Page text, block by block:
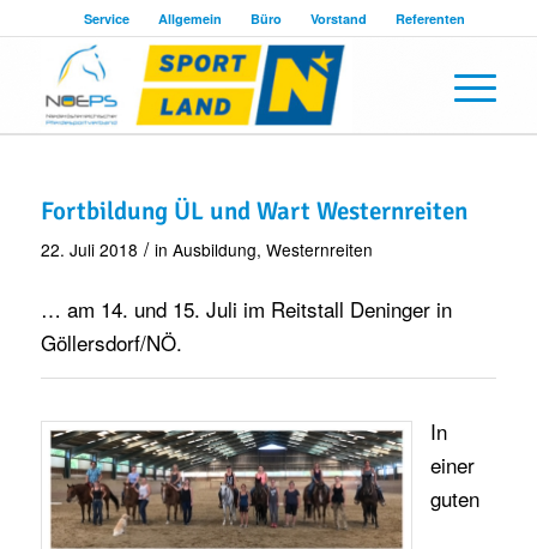
Service Allgemein Büro Vorstand Referenten
Fortbildung ÜL und Wart Westernreiten
22. Juli 2018 / in Ausbildung, Westernreiten
… am 14. und 15. Juli im Reitstall Deninger in
Göllersdorf/NÖ.
In
einer
guten